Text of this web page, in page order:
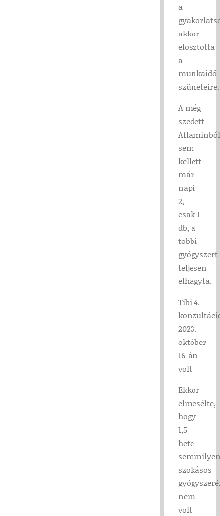
a
akkor
elosztotta
a
munkaidő
szüneteire.
A még
szedett
Aflaminból
sem
kellett
már
napi
2,
csak 1
db, a
többi
gyógyszert
teljesen
elhagyta.
Tibi 4.
2023.
október
16-án
volt.
Ekkor
elmesélte,
hogy
1,5
hete
semmilyen
szokásos
nem
volt